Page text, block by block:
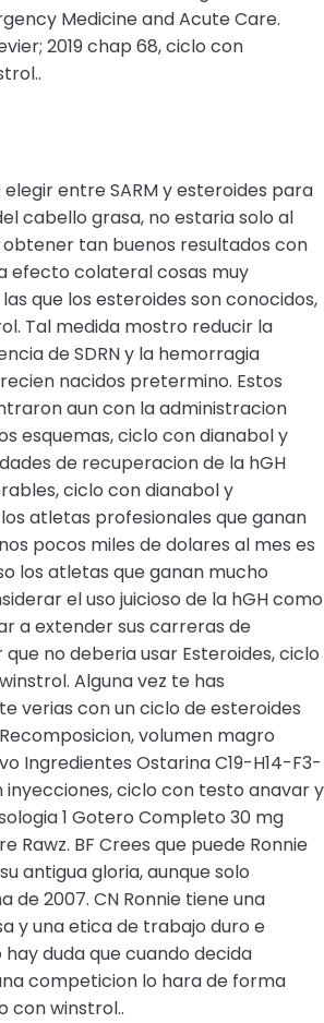
Medicine and Acute Care.
2019 chap 68, ciclo con
entre SARM y esteroides para
cabello grasa, no estaria solo al
tan buenos resultados con
efecto colateral cosas muy
que los esteroides son conocidos,
Tal medida mostro reducir la
de SDRN y la hemorragia
nacidos pretermino. Estos
aun con la administracion
esquemas, ciclo con dianabol y
de recuperacion de la hGH
ciclo con dianabol y
atletas profesionales que ganan
pocos miles de dolares al mes es
los atletas que ganan mucho
el uso juicioso de la hGH como
a extender sus carreras de
no deberia usar Esteroides, ciclo
Alguna vez te has
verias con un ciclo de esteroides
volumen magro
Ingredientes Ostarina C19-H14-F3-
inyecciones, ciclo con testo anavar y
1 Gotero Completo 30 mg
Rawz. BF Crees que puede Ronnie
antigua gloria, aunque solo
de 2007. CN Ronnie tiene una
y una etica de trabajo duro e
hay duda que cuando decida
competicion lo hara de forma
con winstrol..